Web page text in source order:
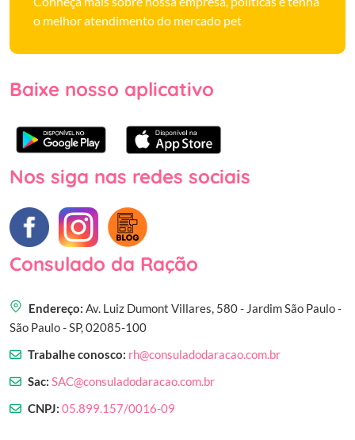
o melhor atendimento do mercado pet
Baixe nosso aplicativo
Nos siga nas redes sociais
Consulado da Ração
Endereço: Av. Luiz Dumont Villares, 580 - Jardim São Paulo -
São Paulo - SP, 02085-100
Trabalhe conosco: rh@consuladodaracao.com.br
Sac: SAC@consuladodaracao.com.br
CNPJ: 05.899.157/0016-09